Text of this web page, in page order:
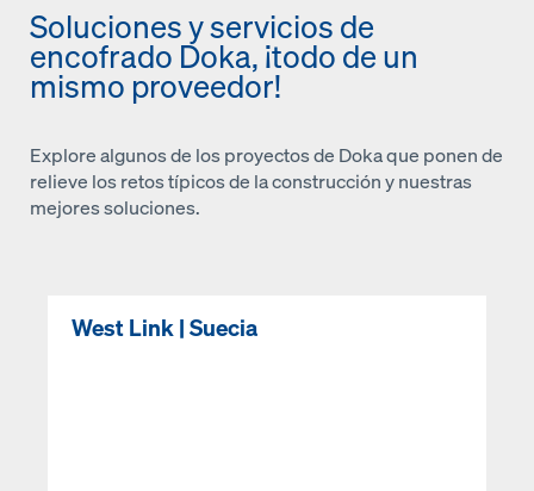
Soluciones y servicios de
encofrado Doka, ¡todo de un
mismo proveedor!
Explore algunos de los proyectos de Doka que ponen de
relieve los retos típicos de la construcción y nuestras
mejores soluciones.
West Link | Suecia